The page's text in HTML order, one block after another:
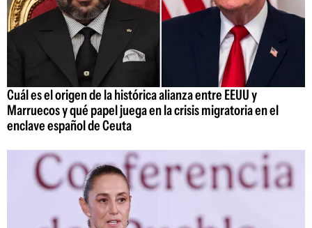
Cuál es el origen de la histórica alianza entre EEUU y
Marruecos y qué papel juega en la crisis migratoria en el
enclave español de Ceuta